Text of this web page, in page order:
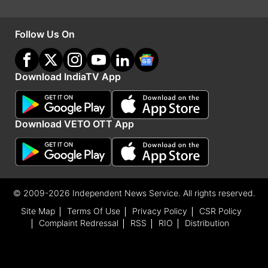
बॉलीवुड ही नहीं, हॉलीवुड में भी कमाया नाम कबीर बेदी
1971 से फिल्मी दुनिया में सक्रिय कबीर ने तकरीबन 60 से
ज्यादा फिल्मों में काम किया है। इनमें बॉलीवुड फिल्मों के
अलावा कई इंटरनेशनल फिल्में भी शामिल हैं। उनकी चर्चित
फिल्मों में 'खून भरी मांग','मैं हूं ना', 'कच्चे धागे', 'ताजमहल',
'काइट्स', 'ब्लू' सहित कई फिल्में शामिल हैं।
Latest Bollywood News
Follow Us On
Download IndiaTV App
Download VETO OTT App
© 2009-2026 Independent News Service. All rights reserved.
Site Map
Terms Of Use Privacy Policy
CSR Policy
Complaint Redressal
RSS RIO Distribution